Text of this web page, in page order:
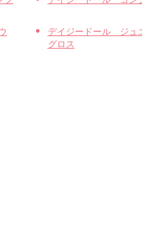
デイジードール ジュ
グロス